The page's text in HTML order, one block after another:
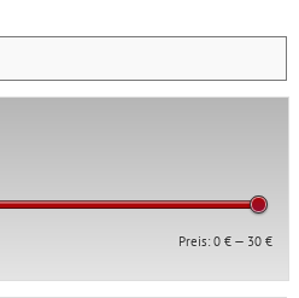
Min.
Max.
Preis:0 € — 30 €